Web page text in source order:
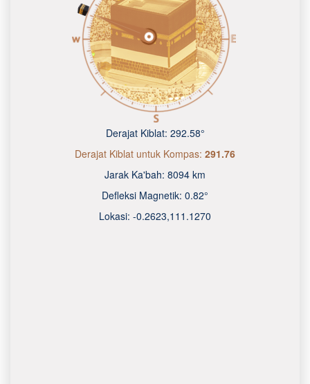
Derajat Kiblat: 292.58°
Derajat Kiblat untuk Kompas: 291.76
Jarak Ka'bah: 8094 km
Defleksi Magnetik: 0.82°
Lokasi: -0.2623,111.1270